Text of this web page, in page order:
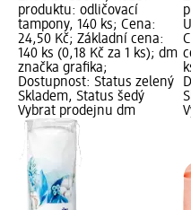
produktu: odličovací
tampony, 140 ks; Cena:
24,50 Kč; Základní cena:
140 ks (0,18 Kč za 1 ks); dm
značka grafika;
Dostupnost: Status zelený
Skladem, Status šedý
Vybrat prodejnu dm